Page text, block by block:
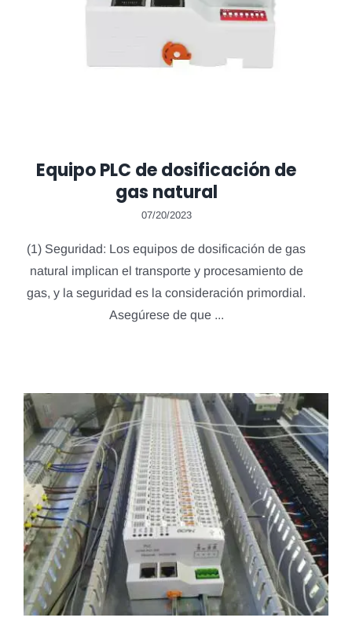
Equipo PLC de dosificación de
gas natural
07/20/2023
(1) Seguridad: Los equipos de dosificación de gas
natural implican el transporte y procesamiento de
gas, y la seguridad es la consideración primordial.
Asegúrese de que ...